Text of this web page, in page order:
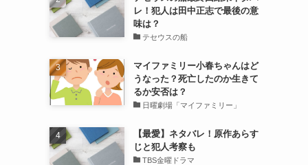
レ！犯人は田中正志で最後の意
味は？
テセウスの船
マイファミリー小春ちゃんはど
うなった？死亡したのか生きて
るか安否は？
日曜劇場「マイファミリー」
【最愛】ネタバレ！原作あらす
じと犯人考察も
TBS金曜ドラマ